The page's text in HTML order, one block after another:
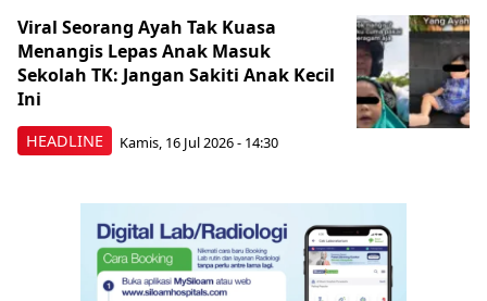
HEADLINE
Viral Seorang Ayah Tak Kuasa
Menangis Lepas Anak Masuk
Sekolah TK: Jangan Sakiti Anak Kecil
Ini
Kamis, 16 Jul 2026 - 14:30